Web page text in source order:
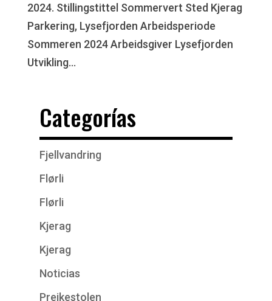
2024. Stillingstittel Sommervert Sted Kjerag
Parkering, Lysefjorden Arbeidsperiode
Sommeren 2024 Arbeidsgiver Lysefjorden
Utvikling...
Categorías
Fjellvandring
Flørli
Flørli
Kjerag
Kjerag
Noticias
Preikestolen